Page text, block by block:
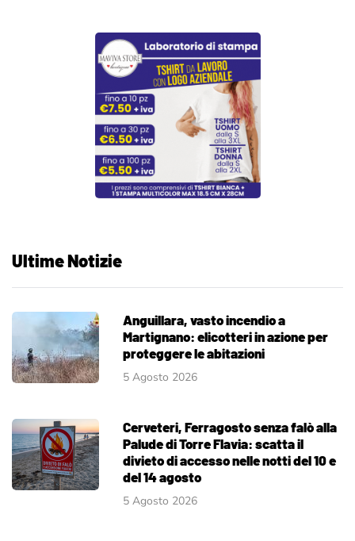
Ultime Notizie
Anguillara, vasto incendio a
Martignano: elicotteri in azione per
proteggere le abitazioni
5 Agosto 2026
Cerveteri, Ferragosto senza falò alla
Palude di Torre Flavia: scatta il
divieto di accesso nelle notti del 10 e
del 14 agosto
5 Agosto 2026